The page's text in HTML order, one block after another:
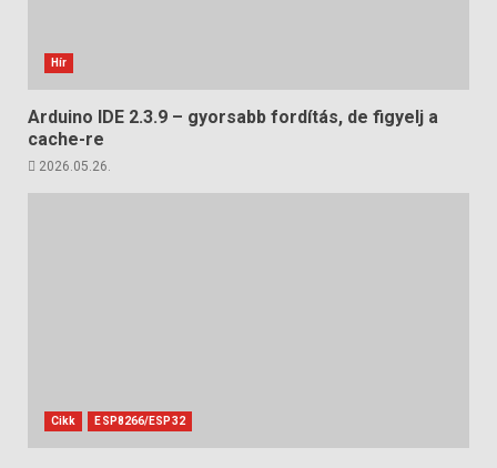
Hír
Arduino IDE 2.3.9 – gyorsabb fordítás, de figyelj a
cache-re
2026.05.26.
Cikk ESP8266/ESP32